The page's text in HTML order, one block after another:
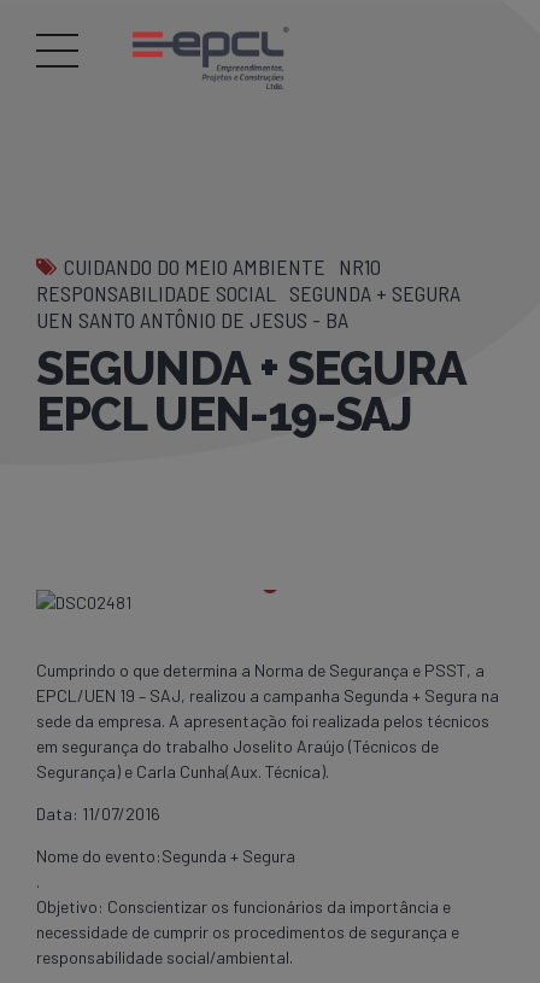
CUIDANDO DO MEIO AMBIENTE
NR10
RESPONSABILIDADE SOCIAL
SEGUNDA + SEGURA
UEN SANTO ANTÔNIO DE JESUS - BA
SEGUNDA + SEGURA
EPCL UEN-19-SAJ
Cumprindo o que determina a Norma de Segurança e PSST, a
EPCL/UEN 19 – SAJ, realizou a campanha Segunda + Segura na
sede da empresa. A apresentação foi realizada pelos técnicos
em segurança do trabalho Joselito Araújo (Técnicos de
Segurança) e Carla Cunha(Aux. Técnica).
Data: 11/07/2016
Nome do evento:Segunda + Segura
.
Objetivo: Conscientizar os funcionários da importância e
necessidade de cumprir os procedimentos de segurança e
responsabilidade social/ambiental.